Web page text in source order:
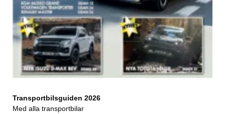
Transportbilsguiden 2026
Med alla transportbilar